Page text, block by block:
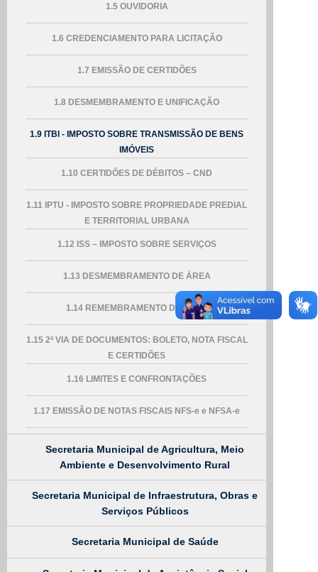
1.5 OUVIDORIA
1.6 CREDENCIAMENTO PARA LICITAÇÃO
1.7 EMISSÃO DE CERTIDÕES
1.8 DESMEMBRAMENTO E UNIFICAÇÃO
1.9 ITBI - IMPOSTO SOBRE TRANSMISSÃO DE BENS
IMÓVEIS
1.10 CERTIDÕES DE DÉBITOS – CND
1.11 IPTU - IMPOSTO SOBRE PROPRIEDADE PREDIAL
E TERRITORIAL URBANA
1.12 ISS – IMPOSTO SOBRE SERVIÇOS
1.13 DESMEMBRAMENTO DE ÁREA
1.14 REMEMBRAMENTO DE ÁREA
1.15 2ª VIA DE DOCUMENTOS: BOLETO, NOTA FISCAL
E CERTIDÕES
1.16 LIMITES E CONFRONTAÇÕES
1.17 EMISSÃO DE NOTAS FISCAIS NFS-e e NFSA-e
Secretaria Municipal de Agricultura, Meio
Ambiente e Desenvolvimento Rural
Secretaria Municipal de Infraestrutura, Obras e
Serviços Públicos
Secretaria Municipal de Saúde